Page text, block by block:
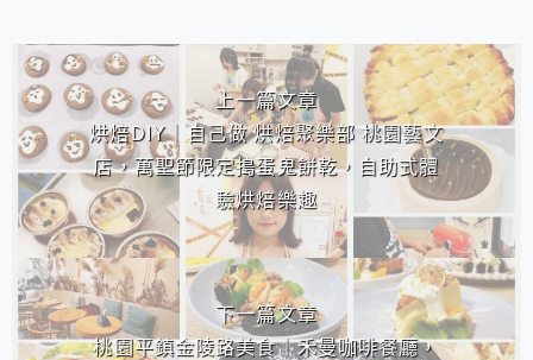
相連文章
上一篇文章
烘焙DIY｜自己做 烘焙聚樂部 桃園藝文
店，萬聖節限定搗蛋鬼餅乾，自助式體
驗烘焙樂趣
下一篇文章
桃園平鎮金陵路美食｜禾曼咖啡餐廳，